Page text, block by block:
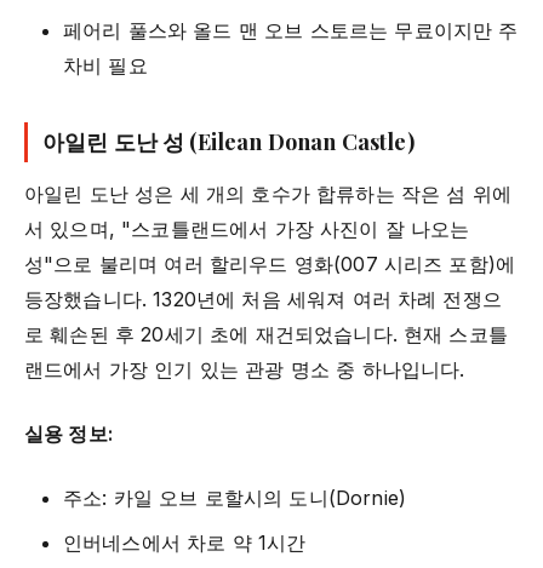
페어리 풀스와 올드 맨 오브 스토르는 무료이지만 주
차비 필요
아일린 도난 성 (Eilean Donan Castle)
아일린 도난 성은 세 개의 호수가 합류하는 작은 섬 위에
서 있으며, "스코틀랜드에서 가장 사진이 잘 나오는
성"으로 불리며 여러 할리우드 영화(007 시리즈 포함)에
등장했습니다. 1320년에 처음 세워져 여러 차례 전쟁으
로 훼손된 후 20세기 초에 재건되었습니다. 현재 스코틀
랜드에서 가장 인기 있는 관광 명소 중 하나입니다.
실용 정보:
주소: 카일 오브 로할시의 도니(Dornie)
인버네스에서 차로 약 1시간